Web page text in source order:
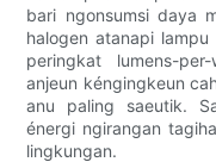
bari ngonsumsi daya
halogen atanapi
peringkat lumens-
anjeun kéngingkeun
anu paling saeutik.
énergi ngirangan
lingkungan.